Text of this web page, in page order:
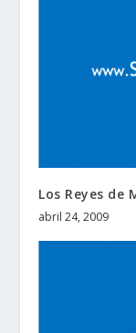
Los Reyes de
abril 24, 2009